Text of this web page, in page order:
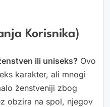
Korisnika)
ili uniseks? Ovo
karakter, ali mnogi
ženstveniji zbog
obzira na spol, njegov